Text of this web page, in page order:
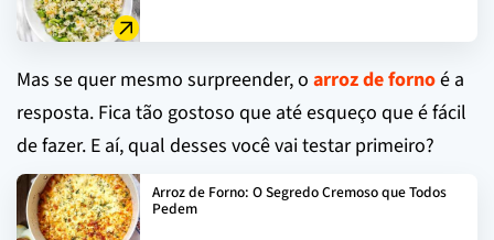
Mas se quer mesmo surpreender, o arroz de fornoé a
resposta. Fica tão gostoso que até esqueço que é fácil
de fazer. E aí, qual desses você vai testar primeiro?
Arroz de Forno: O Segredo Cremoso que Todos
Pedem